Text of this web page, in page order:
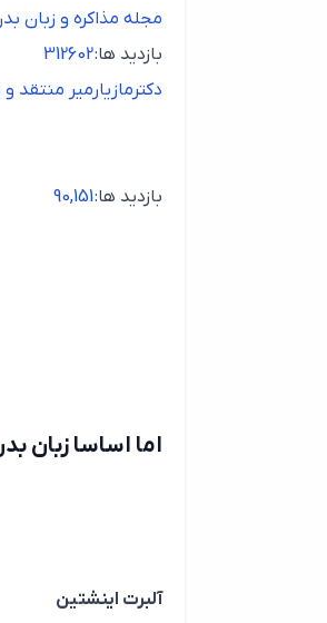
مجله مذاکره و زبان
بازدید ها:312602
دکترمازیارمیر منتقد
بازدید ها:90,151
اما اساسا زبان
آلبرت اینشتین